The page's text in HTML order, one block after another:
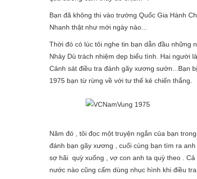
Bạn đã không thi vào trường Quốc Gia Hành
Nhanh thật như mới ngày nào...
Thời đó có lúc tôi nghe tin bạn dẫn đầu những
Nhảy Dù trách nhiệm dẹp biểu tình. Hai người
Cảnh sát điều tra đánh gãy xương sườn...Bạn
1975 bạn từ rừng về với tư thế kẻ chiến thắng.
Năm đó , tôi đọc một truyện ngắn của bạn
đánh bạn gãy xương , cuối cùng bạn tìm ra
sợ hãi quỳ xuống , vợ con anh ta quỳ theo .
nước nào cũng cấm dùng nhục hình khi điều